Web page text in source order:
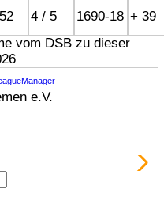
4 / 5 1690-18 + 39
vom DSB zu dieser
e.V.